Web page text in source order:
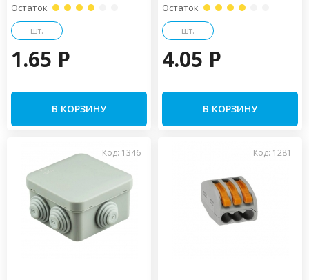
Остаток
шт.
1.65 P
В КОРЗИНУ
Остаток
шт.
4.05 P
В КОРЗИНУ
Код: 1346 Код: 1281